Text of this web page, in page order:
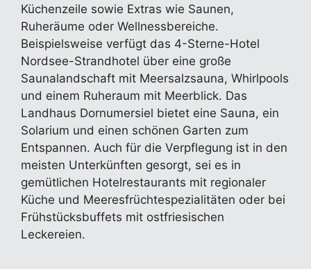
Küchenzeile sowie Extras wie Saunen,
Ruheräume oder Wellnessbereiche.
Beispielsweise verfügt das 4-Sterne-Hotel
Nordsee-Strandhotel über eine große
Saunalandschaft mit Meersalzsauna, Whirlpools
und einem Ruheraum mit Meerblick. Das
Landhaus Dornumersiel bietet eine Sauna, ein
Solarium und einen schönen Garten zum
Entspannen. Auch für die Verpflegung ist in den
meisten Unterkünften gesorgt, sei es in
gemütlichen Hotelrestaurants mit regionaler
Küche und Meeresfrüchtespezialitäten oder bei
Frühstücksbuffets mit ostfriesischen
Leckereien.